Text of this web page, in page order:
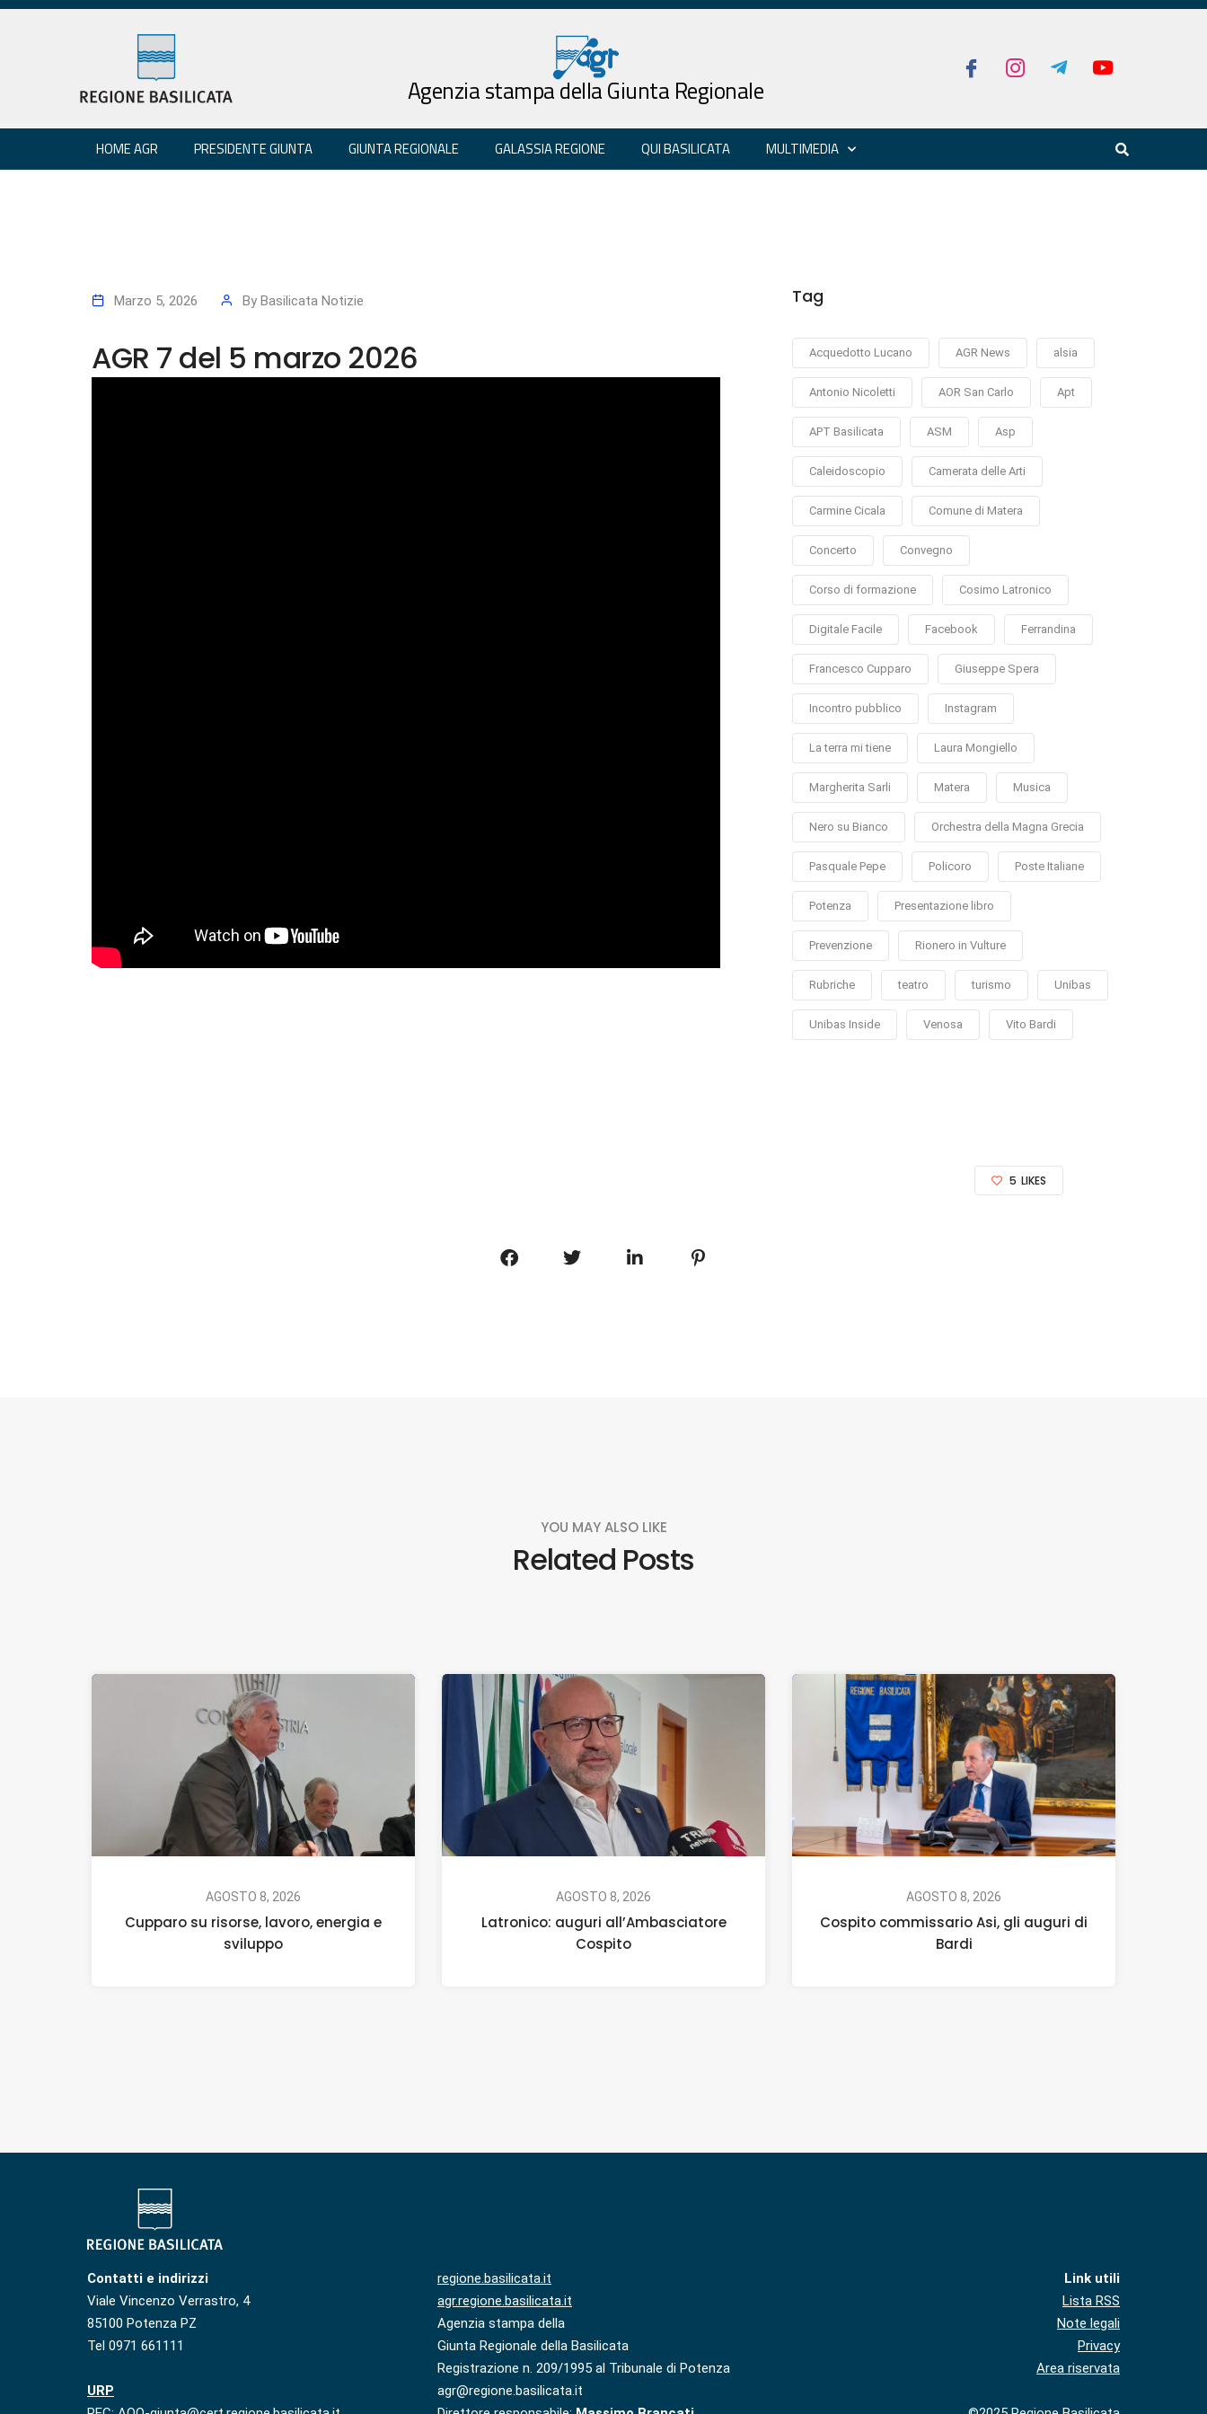
Agenzia stampa della Giunta Regionale
HOME AGR PRESIDENTE GIUNTA GIUNTA REGIONALE GALASSIA REGIONE QUI BASILICATA MULTIMEDIA
Marzo 5, 2026 By Basilicata Notizie
AGR 7 del 5 marzo 2026
Tag
Acquedotto Lucano AGR News alsia
Antonio Nicoletti AOR San Carlo Apt
APT Basilicata ASM Asp
Caleidoscopio Camerata delle Arti
Carmine Cicala Comune di Matera
Concerto Convegno
Corso di formazione Cosimo Latronico
Digitale Facile Facebook Ferrandina
Francesco Cupparo Giuseppe Spera
Incontro pubblico Instagram
La terra mi tiene Laura Mongiello
Margherita Sarli Matera Musica
Nero su Bianco Orchestra della Magna Grecia
Pasquale Pepe Policoro Poste Italiane
Potenza Presentazione libro
Prevenzione Rionero in Vulture
Rubriche teatro turismo Unibas
Unibas Inside Venosa Vito Bardi
5 LIKES
YOU MAY ALSO LIKE
Related Posts
AGOSTO 8, 2026
Cupparo su risorse, lavoro, energia e
sviluppo
AGOSTO 8, 2026
Latronico: auguri all’Ambasciatore
Cospito
AGOSTO 8, 2026
Cospito commissario Asi, gli auguri di
Bardi
Contatti e indirizzi
Viale Vincenzo Verrastro, 4
85100 Potenza PZ
Tel 0971 661111
URP
regione.basilicata.it
agr.regione.basilicata.it
Agenzia stampa della
Giunta Regionale della Basilicata
Registrazione n. 209/1995 al Tribunale di Potenza
agr@regione.basilicata.it
Link utili
Lista RSS
Note legali
Privacy
Area riservata